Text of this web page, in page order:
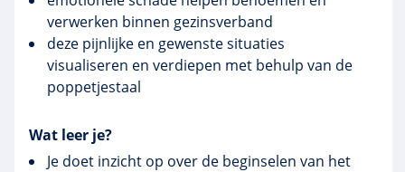
verwerken binnen gezinsverband
deze pijnlijke en gewenste situaties
visualiseren en verdiepen met behulp van de
poppetjestaal
Wat leer je?
Je doet inzicht op over de beginselen van het